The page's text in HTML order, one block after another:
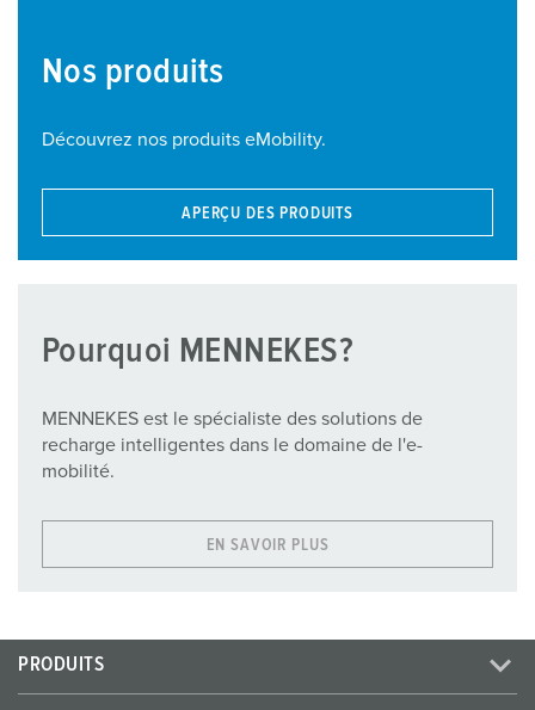
Nos produits
Découvrez nos produits eMobility.
APERÇU DES PRODUITS
Pourquoi MENNEKES?
MENNEKES est le spécialiste des solutions de
recharge intelligentes dans le domaine de l'e-
mobilité.
EN SAVOIR PLUS
PRODUITS